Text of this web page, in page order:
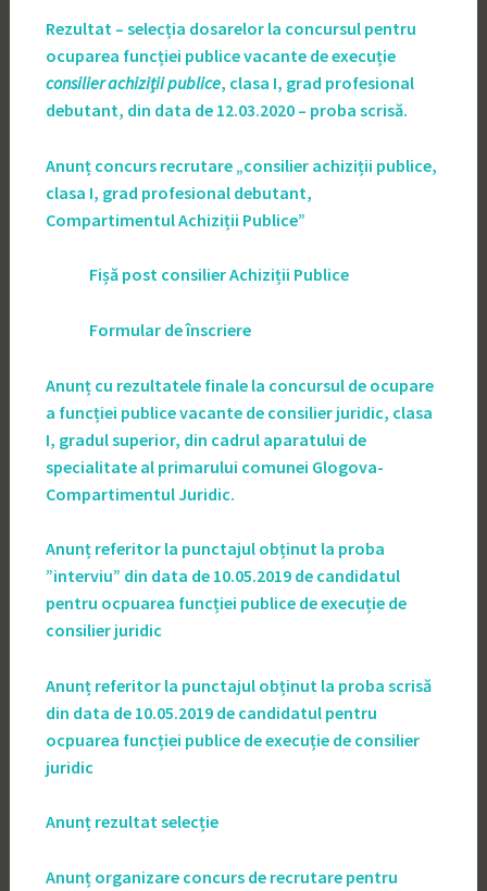
Rezultat – selecția dosarelor la concursul pentru
ocuparea funcției publice vacante de execuție
consilier achiziții publice, clasa I, grad profesional
debutant, din data de 12.03.2020 – proba scrisă.
Anunț concurs recrutare „consilier achiziții publice,
clasa I, grad profesional debutant,
Compartimentul Achiziții Publice”
Fișă post consilier Achiziții Publice
Formular de înscriere
Anunț cu rezultatele finale la concursul de ocupare
a funcției publice vacante de consilier juridic, clasa
I, gradul superior, din cadrul aparatului de
specialitate al primarului comunei Glogova-
Compartimentul Juridic.
Anunț referitor la punctajul obținut la proba
”interviu” din data de 10.05.2019 de candidatul
pentru ocpuarea funcției publice de execuție de
consilier juridic
Anunț referitor la punctajul obținut la proba scrisă
din data de 10.05.2019 de candidatul pentru
ocpuarea funcției publice de execuție de consilier
juridic
Anunț rezultat selecție
Anunț organizare concurs de recrutare pentru